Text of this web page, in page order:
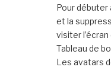
Pour débuter
et la
visiter
Tableau de
Les avatars